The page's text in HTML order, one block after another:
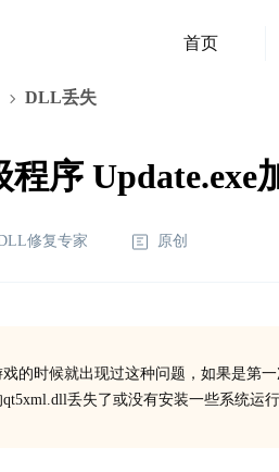
首页
DLL丢失
序
修复专家 原创
的时候就出现过这种问题，如果是第
丢失了或没有安装一些系统运行